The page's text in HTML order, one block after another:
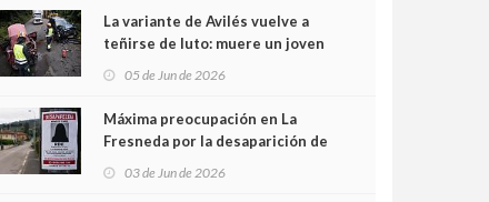
cabían por los túneles
La variante de Avilés vuelve a
teñirse de luto: muere un joven
05 de Jun de 2026
Máxima preocupación en La
Fresneda por la desaparición de
03 de Jun de 2026